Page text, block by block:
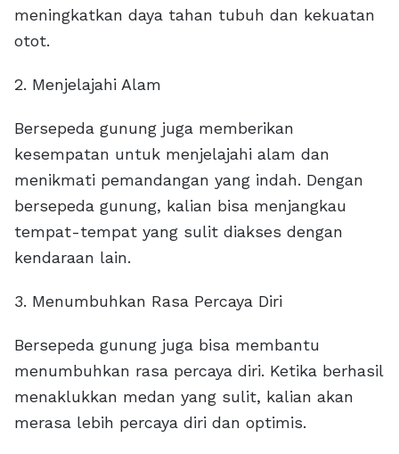
meningkatkan daya tahan tubuh dan kekuatan
otot.
2. Menjelajahi Alam
Bersepeda gunung juga memberikan
kesempatan untuk menjelajahi alam dan
menikmati pemandangan yang indah. Dengan
bersepeda gunung, kalian bisa menjangkau
tempat-tempat yang sulit diakses dengan
kendaraan lain.
3. Menumbuhkan Rasa Percaya Diri
Bersepeda gunung juga bisa membantu
menumbuhkan rasa percaya diri. Ketika berhasil
menaklukkan medan yang sulit, kalian akan
merasa lebih percaya diri dan optimis.